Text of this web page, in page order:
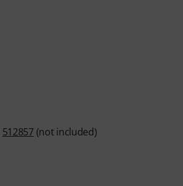
512857 (not included)